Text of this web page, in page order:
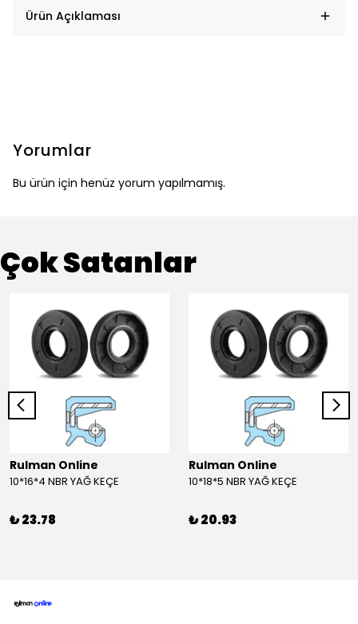
Ürün Açıklaması
Yorumlar
Bu ürün için henüz yorum yapılmamış.
Çok Satanlar
Rulman Online
10*16*4 NBR YAĞ KEÇE
₺ 23.78
Rulman Online
10*18*5 NBR YAĞ KEÇE
₺ 20.93